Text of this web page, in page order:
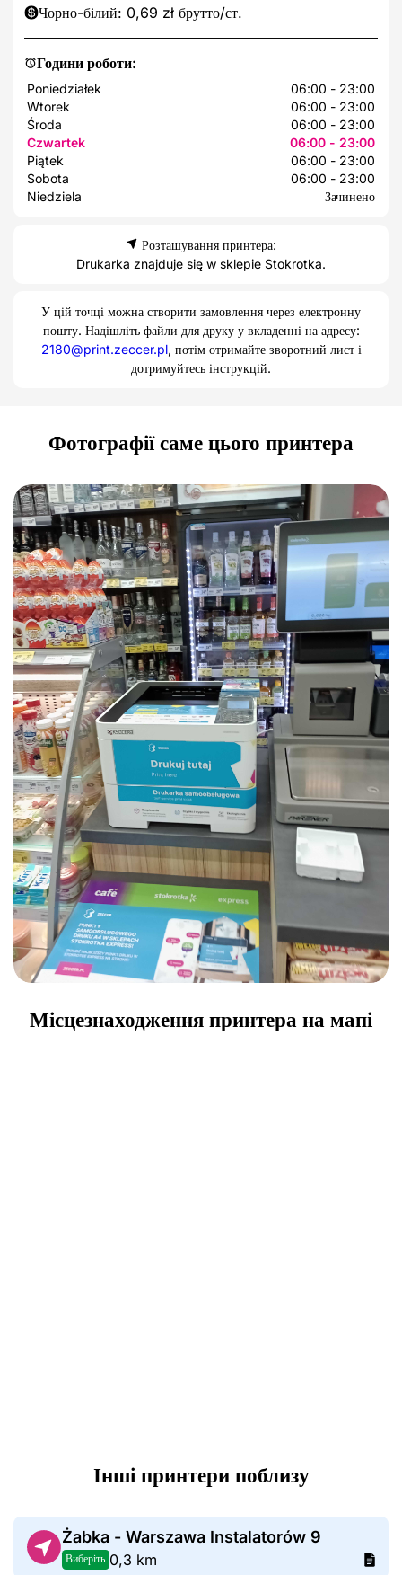
Години роботи:
Poniedziałek
06:00 - 23:00
Wtorek
06:00 - 23:00
Środa
06:00 - 23:00
Czwartek
06:00 - 23:00
Piątek
06:00 - 23:00
Sobota
06:00 - 23:00
Niedziela
Зачинено
Чорно-білий: 0,69 zł брутто/ст.
Розташування принтера:
Drukarka znajduje się w sklepie Stokrotka.
У цій точці можна створити замовлення через електронну
пошту. Надішліть файли для друку у вкладенні на адресу:
2180@print.zeccer.pl, потім отримайте зворотний лист і
дотримуйтесь інструкцій.
Фотографії саме цього принтера
Місцезнаходження принтера на мапі
Інші принтери поблизу
Żabka - Warszawa Instalatorów 9
Виберіть 0,3 km